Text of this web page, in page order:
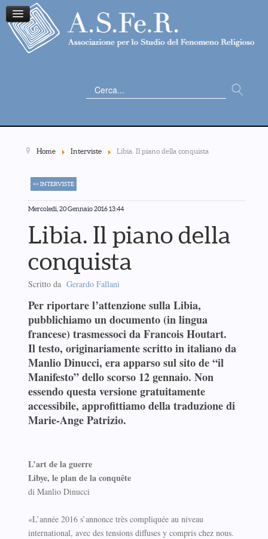
Cerca...
Home Interviste Libia. Il piano della conquista
<< INTERVISTE
Mercoledì, 20 Gennaio 2016 13:44
Libia. Il piano della
conquista
Scritto da Gerardo Fallani
Per riportare l’attenzione sulla Libia,
pubblichiamo un documento (in lingua
francese) trasmessoci da Francois Houtart.
Il testo, originariamente scritto in italiano da
Manlio Dinucci, era apparso sul sito de “il
Manifesto” dello scorso 12 gennaio. Non
essendo questa versione gratuitamente
accessibile, approfittiamo della traduzione di
Marie-Ange Patrizio.
L’art de la guerre
Libye, le plan de la conquête
di Manlio Dinucci
«L’année 2016 s’annonce très compliquée au niveau
international, avec des tensions diffuses y compris chez nous.